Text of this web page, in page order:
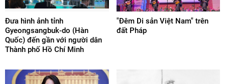
Đưa hình ảnh tỉnh
Gyeongsangbuk-do (Hàn
Quốc) đến gần với người dân
Thành phố Hồ Chí Minh
"Đêm Di sản Việt Nam" trên
đất Pháp